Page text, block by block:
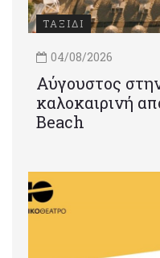
ΤΑΞΙΔΙ
04/08/2026
Αύγουστος
καλοκαιρινή
Beach